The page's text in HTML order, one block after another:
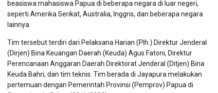
beasiswa mahasiswa Papua di beberapa negara di luar negeri,
seperti Amerika Serikat, Australia, Inggris, dan beberapa negara
lainnya.
Tim tersebut terdiri dari Pelaksana Harian (Plh.) Direktur Jenderal
(Dirjen) Bina Keuangan Daerah (Keuda) Agus Fatoni, Direktur
Perencanaan Anggaran Daerah Direktorat Jenderal (Ditjen) Bina
Keuda Bahri, dan tim teknis. Tim berada di Jayapura melakukan
pertemuan dengan Pemerintah Provinsi (Pemprov) Papua di